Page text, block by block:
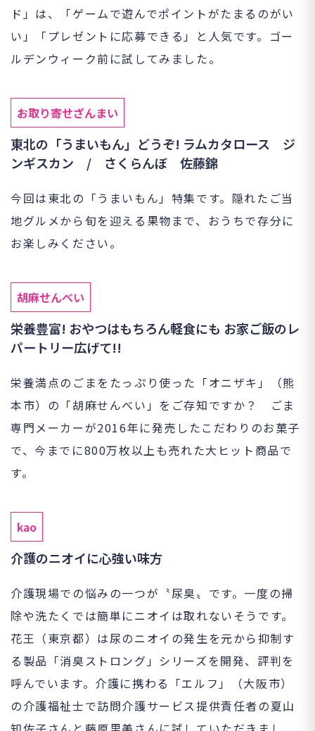
ド」は、「ゲームで遊んでポイントがたまるのがい
い」「プレゼントに応募できる」と人気です。ゴー
ルデンウィーク前に試してみました。
お取り寄せざんまい
東北の「うまいもん」どうぞ! ラムカタロース ジ
ンギスカン / さくらんぼ 佐藤錦
今回は東北の「うまいもん」特集です。隠れたご当
地グルメから旬を迎える果物まで、おうちで存分に
お楽しみください。
胡麻せんべい
栄養豊富! おやつはもちろん軽食にも お家ご飯のレ
パートリー広げて!!
栄養満点のごまをたっぷり使った「オニザキ」（熊
本市）の「胡麻せんべい」をご存知ですか？ ごま
専門メーカーが2016年に発売したこだわりのお菓子
で、今までに800万枚以上も売れた大ヒット商品で
す。
kao
介護のニオイに心強い味方
介護現場での悩みの一つが〝尿臭〟です。一度の掃
除や洗たくでは簡単にニオイは取れないそうです。
花王（東京都）は尿のニオイの発生を元から抑制す
る製品「消臭ストロング」シリーズを開発、評判を
呼んでいます。介護に携わる「エルフ」（大阪市）
の介護福祉士で訪問介護サービス提供責任者の夏山